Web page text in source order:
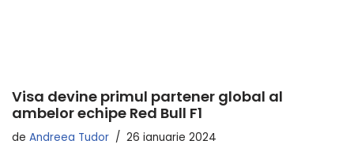
Visa devine primul partener global al
ambelor echipe Red Bull F1
de Andreea Tudor 26 ianuarie 2024